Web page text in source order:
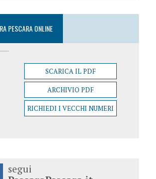
PESCARA ONLINE
SCARICA IL PDF
ARCHIVIO PDF
RICHIEDI I VECCHI NUMERI
segui